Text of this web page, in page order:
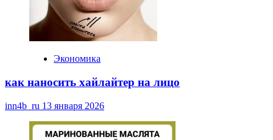
Экономика
как наносить хайлайтер на лицо
inn4b_ru 13 января 2026